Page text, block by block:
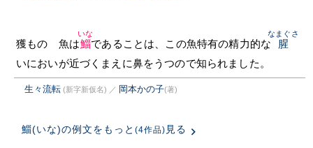
獲ものゝ魚は鯔
いな
であることは、この魚特有の精力的な 腥
なまぐさ
いにおいが近づくまえに鼻をうつので知られました。
生々流転 (新字新仮名) ／ 岡本かの子(著)
鯔(いな)の例文をもっと (4作品) 見る